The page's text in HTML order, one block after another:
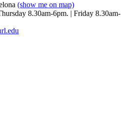
(show me on map)
8.30am-6pm. | Friday 8.30am-